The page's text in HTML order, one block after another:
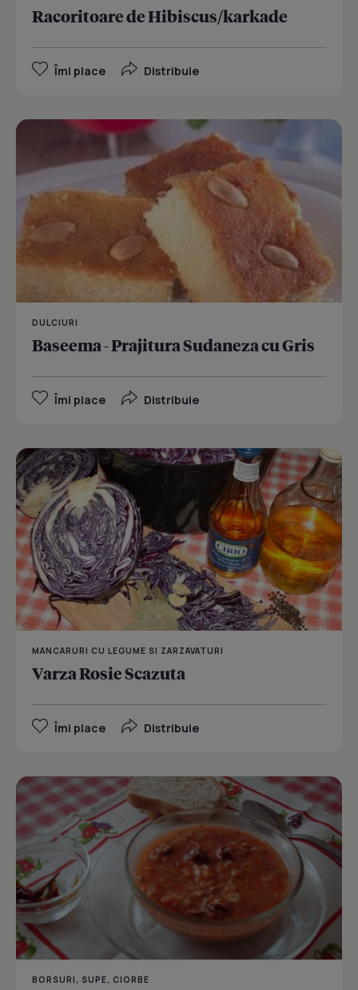
Racoritoare de Hibiscus/karkade
Îmi place Distribuie
DULCIURI
Baseema - Prajitura Sudaneza cu Gris
Îmi place Distribuie
MANCARURI CU LEGUME SI ZARZAVATURI
Varza Rosie Scazuta
Îmi place Distribuie
BORSURI, SUPE, CIORBE